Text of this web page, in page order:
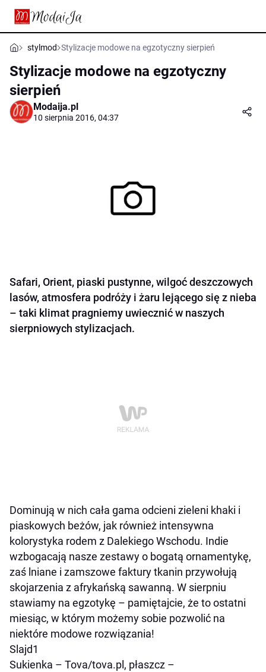
stylmod Stylizacje modowe na egzotyczny sierpień
Stylizacje modowe na egzotyczny
sierpień
Modaija.pl
10 sierpnia 2016, 04:37
Safari, Orient, piaski pustynne, wilgoć deszczowych
lasów, atmosfera podróży i żaru lejącego się z nieba
– taki klimat pragniemy uwiecznić w naszych
sierpniowych stylizacjach.
Dominują w nich cała gama odcieni zieleni khaki i
piaskowych beżów, jak również intensywna
kolorystyka rodem z Dalekiego Wschodu. Indie
wzbogacają nasze zestawy o bogatą ornamentykę,
zaś lniane i zamszowe faktury tkanin przywołują
skojarzenia z afrykańską sawanną. W sierpniu
stawiamy na egzotykę – pamiętajcie, że to ostatni
miesiąc, w którym możemy sobie pozwolić na
niektóre modowe rozwiązania!
Slajd1
Sukienka – Tova/tova.pl, płaszcz –